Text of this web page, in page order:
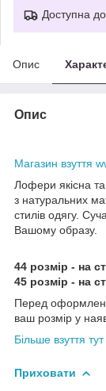
Доступна
Опис
Опис
Магазин взуття
Лофери якісна
з натуральних
стилів одягу.
Вашому образу.
44 розмір - на
45 розмір - на
Перед
ваш розмір у
Більше взуття
Приховати